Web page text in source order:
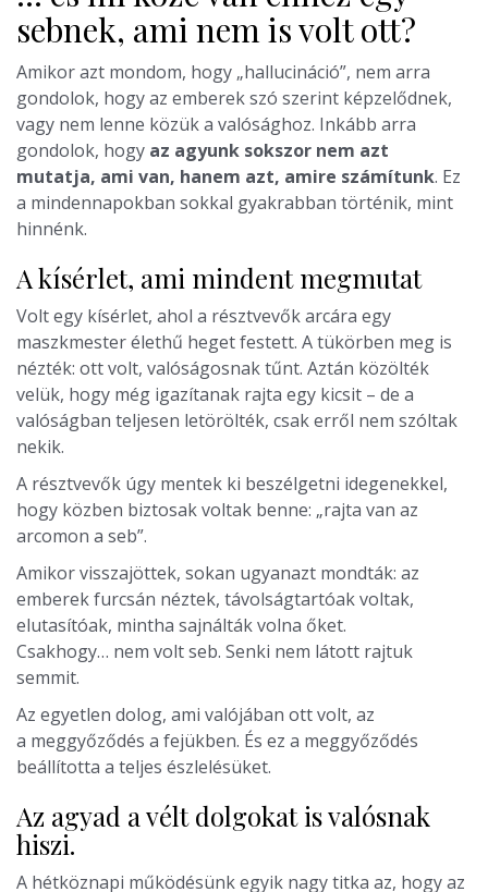
sebnek, ami nem is volt ott?
Amikor azt mondom, hogy „hallucináció”, nem arra
gondolok, hogy az emberek szó szerint képzelődnek,
vagy nem lenne közük a valósághoz. Inkább arra
gondolok, hogy az agyunk sokszor nem azt
mutatja, ami van, hanem azt, amire számítunk. Ez
a mindennapokban sokkal gyakrabban történik, mint
hinnénk.
A kísérlet, ami mindent megmutat
Volt egy kísérlet, ahol a résztvevők arcára egy
maszkmester élethű heget festett. A tükörben meg is
nézték: ott volt, valóságosnak tűnt. Aztán közölték
velük, hogy még igazítanak rajta egy kicsit – de a
valóságban teljesen letörölték, csak erről nem szóltak
nekik.
A résztvevők úgy mentek ki beszélgetni idegenekkel,
hogy közben biztosak voltak benne: „rajta van az
arcomon a seb”.
Amikor visszajöttek, sokan ugyanazt mondták: az
emberek furcsán néztek, távolságtartóak voltak,
elutasítóak, mintha sajnálták volna őket.
Csakhogy… nem volt seb. Senki nem látott rajtuk
semmit.
Az egyetlen dolog, ami valójában ott volt, az
a meggyőződés a fejükben. És ez a meggyőződés
beállította a teljes észlelésüket.
Az agyad a vélt dolgokat is valósnak
hiszi.
A hétköznapi működésünk egyik nagy titka az, hogy az